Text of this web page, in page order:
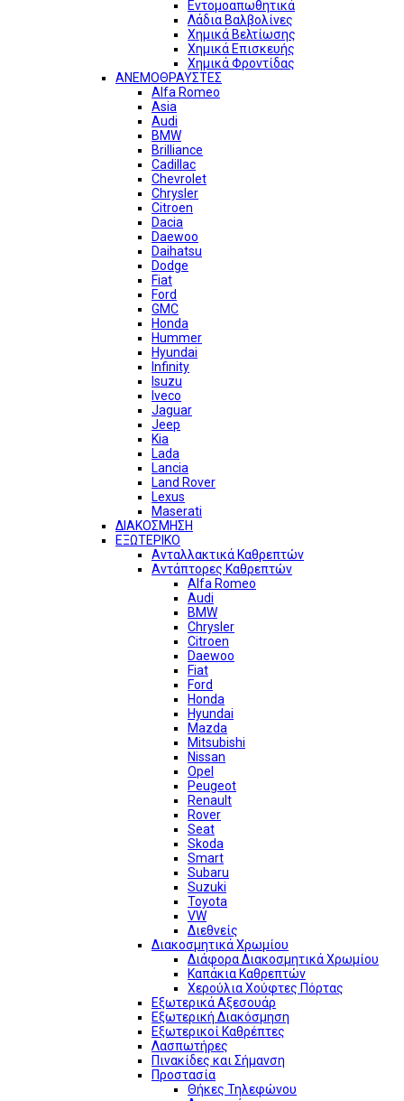
Εντομοαπωθητικά
Λάδια Βαλβολίνες
Χημικά Βελτίωσης
Χημικά Επισκευής
Χημικά Φροντίδας
ΑΝΕΜΟΘΡΑΥΣΤΕΣ
Alfa Romeo
Asia
Audi
BMW
Brilliance
Cadillac
Chevrolet
Chrysler
Citroen
Dacia
Daewoo
Daihatsu
Dodge
Fiat
Ford
GMC
Honda
Hummer
Hyundai
Infinity
Isuzu
Iveco
Jaguar
Jeep
Kia
Lada
Lancia
Land Rover
Lexus
Maserati
ΔΙΑΚΟΣΜΗΣΗ
ΕΞΩΤΕΡΙΚΟ
Ανταλλακτικά Καθρεπτών
Αντάπτορες Καθρεπτών
Alfa Romeo
Audi
BMW
Chrysler
Citroen
Daewoo
Fiat
Ford
Honda
Hyundai
Mazda
Mitsubishi
Nissan
Opel
Peugeot
Renault
Rover
Seat
Skoda
Smart
Subaru
Suzuki
Toyota
VW
Διεθνείς
Διακοσμητικά Χρωμίου
Διάφορα Διακοσμητικά Χρωμίου
Καπάκια Καθρεπτών
Χερούλια Χούφτες Πόρτας
Εξωτερικά Αξεσουάρ
Εξωτερική Διακόσμηση
Εξωτερικοί Καθρέπτες
Λασπωτήρες
Πινακίδες και Σήμανση
Προστασία
Θήκες Τηλεφώνου